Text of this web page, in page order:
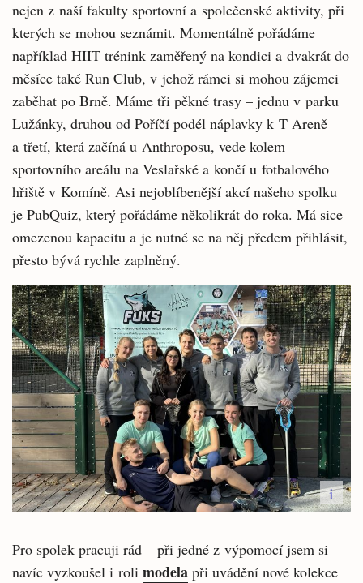
nejen z naší fakulty sportovní a společenské aktivity, při
kterých se mohou seznámit. Momentálně pořádáme
například HIIT trénink zaměřený na kondici a dvakrát do
měsíce také Run Club, v jehož rámci si mohou zájemci
zaběhat po Brně. Máme tři pěkné trasy – jednu v parku
Lužánky, druhou od Poříčí podél náplavky k T Areně
a třetí, která začíná u Anthroposu, vede kolem
sportovního areálu na Veslařské a končí u fotbalového
hřiště v Komíně. Asi nejoblíbenější akcí našeho spolku
je PubQuiz, který pořádáme několikrát do roka. Má sice
omezenou kapacitu a je nutné se na něj předem přihlásit,
přesto bývá rychle zaplněný.
i
Pro spolek pracuji rád – při jedné z výpomocí jsem si
navíc vyzkoušel i roli modela při uvádění nové kolekce